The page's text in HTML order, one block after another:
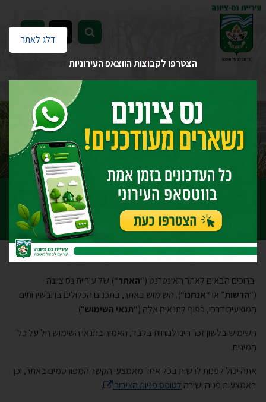
הצטרפו לקבוצות הווצאפ העירוניות
דלג לאתר EN
עמוד ראשי תנאי שימוש
תנאי שימוש
עודכן לאחרונה: אוקטובר 2025
ברוכים הבאים לאתר האינטרנט (“האתר“) של עיריית נס ציונה
(“הרשות” או “אנחנו“). השימוש באתר, בתכנים הכלולים בו ובשירותים
המוצעים דרכו, כפוף לתנאים אלה (“תנאי השימוש“).
השימוש בלשון זכר הינו לנוחות בלבד, האמור בתנאי השימוש חל על כל
המינים.
אתה יכול לפנות לרשות בכל אחד מאמצעי הקשר המפורסמים באתר, וכן
באמצעות פניה ישירה לטופס פניות הציבור
.